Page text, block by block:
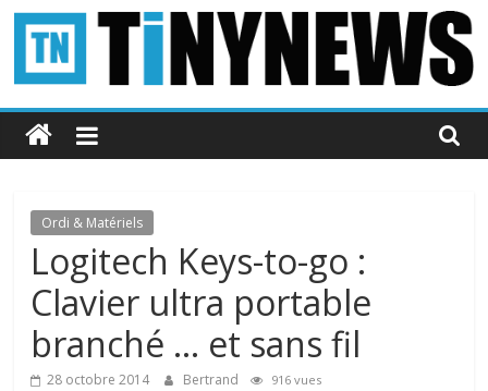
Passer
contenu
Tinynews
Le
belge
connecté
Ordi & Matériels
Logitech Keys-to-go :
Clavier ultra portable
branché … et sans fil
28 octobre 2014 Bertrand 916 vues